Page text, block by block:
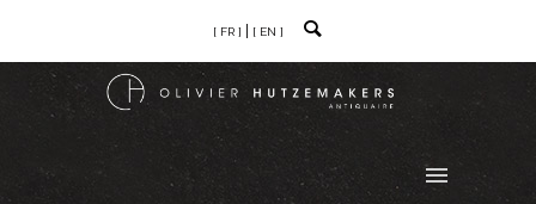
[ FR ] [ EN ]